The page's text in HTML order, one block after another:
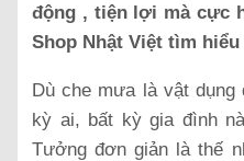
động , tiện lợi mà cực
Shop Nhật Việt tìm hiểu
Dù che mưa là vật dụng
kỳ ai, bất kỳ gia đình
Tưởng đơn giản là thế